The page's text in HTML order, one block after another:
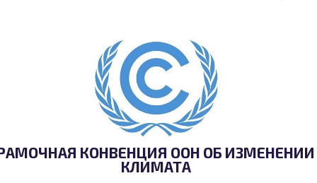
КОНВЕНЦИЯ ООН ОБ ИЗМЕНЕНИИ
КЛИМАТА